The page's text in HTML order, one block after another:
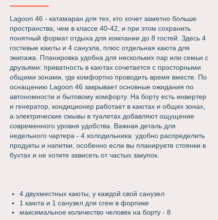
Lagoon 46 - катамаран для тех, кто хочет заметно больше
пространства, чем в классе 40-42, и при этом сохранить
понятный формат отдыха для компании до 8 гостей. Здесь 4
гостевые каюты и 4 санузла, плюс отдельная каюта для
экипажа. Планировка удобна для нескольких пар или семьи с
друзьями: приватность в каютах сочетается с просторными
общими зонами, где комфортно проводить время вместе. По
оснащению Lagoon 46 закрывает основные ожидания по
автономности и бытовому комфорту. На борту есть инвертер
и генератор, кондиционер работает в каютах и общих зонах,
а электрические смывы в туалетах добавляют ощущение
современного уровня удобства. Важная деталь для
недельного чартера - 4 холодильника: удобно распределить
продукты и напитки, особенно если вы планируете стоянки в
бухтах и не хотите зависеть от частых закупок.
4 двухместных каюты, у каждой свой санузел
1 каюта и 1 санузел для crew в форпике
максимальное количество человек на борту - 8